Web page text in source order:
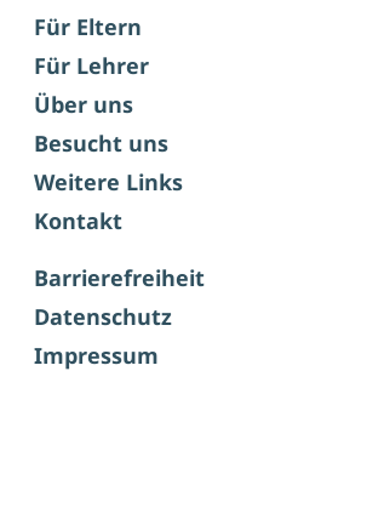
Für Eltern
Für Lehrer
Über uns
Besucht uns
Weitere Links
Kontakt
Barrierefreiheit
Datenschutz
Impressum